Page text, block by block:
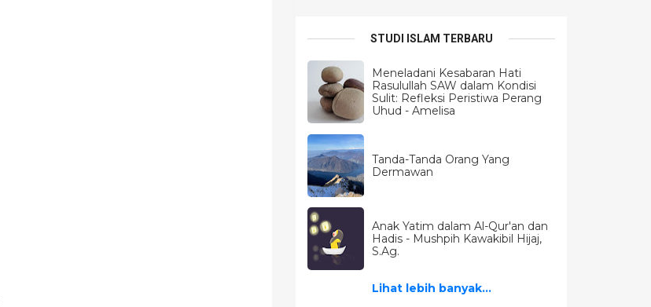
STUDI ISLAM TERBARU
Meneladani Kesabaran Hati
Rasulullah SAW dalam Kondisi
Sulit: Refleksi Peristiwa Perang
Uhud - Amelisa
Tanda-Tanda Orang Yang
Dermawan
Anak Yatim dalam Al-Qur'an dan
Hadis - Mushpih Kawakibil Hijaj,
S.Ag.
Lihat lebih banyak...